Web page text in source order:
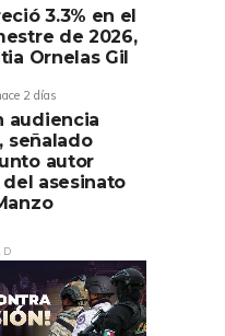
3.3% en el
de 2026,
Ornelas Gil
2 días
audiencia
señalado
autor
asesinato